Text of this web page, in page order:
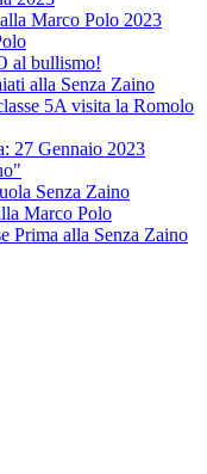
Marco Polo 2023
al bullismo!
alla Senza Zaino
5A visita la Romolo
27 Gennaio 2023
Senza Zaino
Marco Polo
Prima alla Senza Zaino